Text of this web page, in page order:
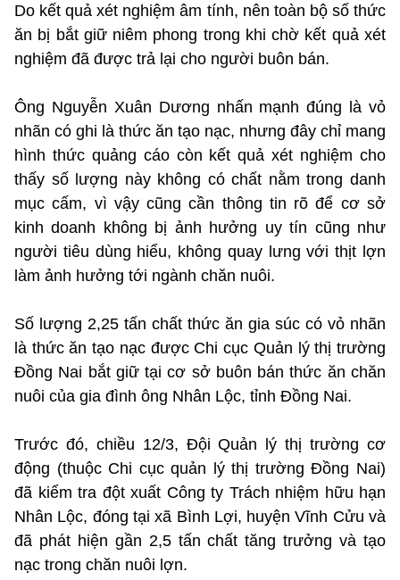
Do kết quả xét nghiệm âm tính, nên toàn bộ số thức
ăn bị bắt giữ niêm phong trong khi chờ kết quả xét
nghiệm đã được trả lại cho người buôn bán.
Ông Nguyễn Xuân Dương nhấn mạnh đúng là vỏ
nhãn có ghi là thức ăn tạo nạc, nhưng đây chỉ mang
hình thức quảng cáo còn kết quả xét nghiệm cho
thấy số lượng này không có chất nằm trong danh
mục cấm, vì vậy cũng cần thông tin rõ để cơ sở
kinh doanh không bị ảnh hưởng uy tín cũng như
người tiêu dùng hiểu, không quay lưng với thịt lợn
làm ảnh hưởng tới ngành chăn nuôi.
Số lượng 2,25 tấn chất thức ăn gia súc có vỏ nhãn
là thức ăn tạo nạc được Chi cục Quản lý thị trường
Đồng Nai bắt giữ tại cơ sở buôn bán thức ăn chăn
nuôi của gia đình ông Nhân Lộc, tỉnh Đồng Nai.
Trước đó, chiều 12/3, Đội Quản lý thị trường cơ
động (thuộc Chi cục quản lý thị trường Đồng Nai)
đã kiểm tra đột xuất Công ty Trách nhiệm hữu hạn
Nhân Lộc, đóng tại xã Bình Lợi, huyện Vĩnh Cửu và
đã phát hiện gần 2,5 tấn chất tăng trưởng và tạo
nạc trong chăn nuôi lợn.